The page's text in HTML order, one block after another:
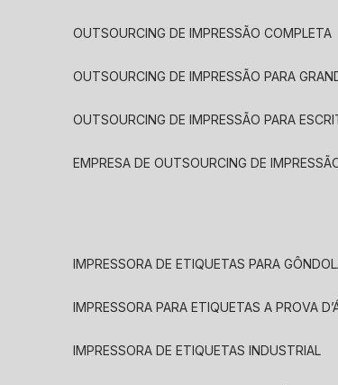
OUTSOURCING DE IMPRESSÃO COMPLETA
OUTSOURCING DE IMPRESSÃO PARA
OUTSOURCING DE IMPRESSÃO PARA
EMPRESA DE OUTSOURCING DE
IMPRESSORA DE ETIQUETAS PARA
IMPRESSORA PARA ETIQUETAS A PROVA
IMPRESSORA DE ETIQUETAS INDUSTRIAL